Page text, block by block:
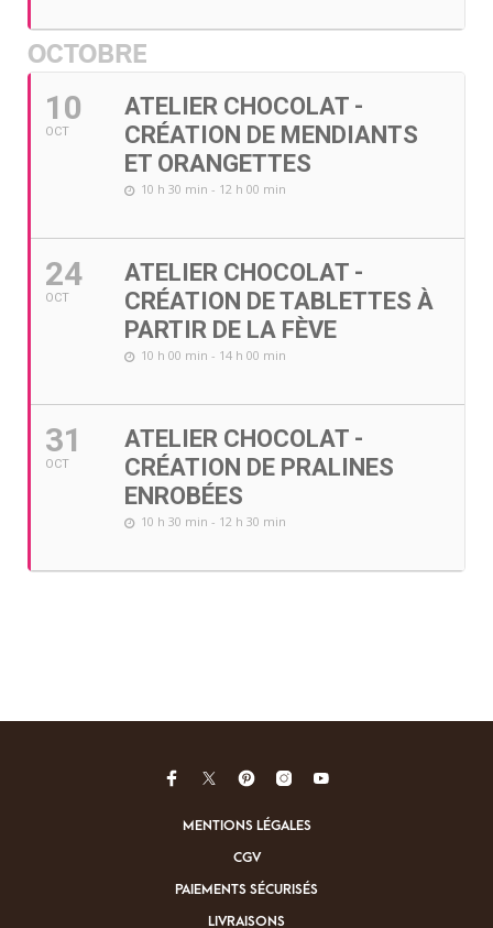
OCTOBRE
10
OCT
ATELIER CHOCOLAT -
CRÉATION DE MENDIANTS
ET ORANGETTES
10 h 30 min - 12 h 00 min
24
OCT
ATELIER CHOCOLAT -
CRÉATION DE TABLETTES À
PARTIR DE LA FÈVE
10 h 00 min - 14 h 00 min
31
OCT
ATELIER CHOCOLAT -
CRÉATION DE PRALINES
ENROBÉES
10 h 30 min - 12 h 30 min
MENTIONS LÉGALES
CGV
PAIEMENTS SÉCURISÉS
LIVRAISONS